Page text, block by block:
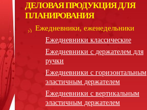
ДЕЛОВАЯ ПРОДУКЦИЯ ДЛЯ
ПЛАНИРОВАНИЯ
Ежедневники, еженедельники
Ежедневники классические
Ежедневники с держателем для
ручки
Ежедневники с горизонтальным
эластичным держателем
Ежедневники с вертикальным
эластичным держателем